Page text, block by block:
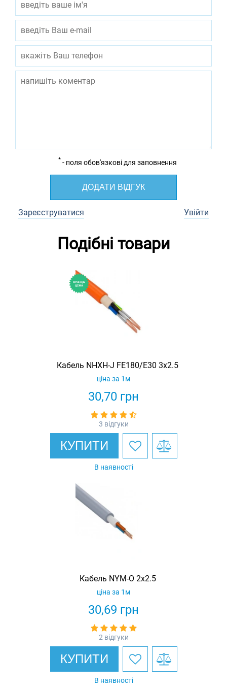
* - поля обов'язкові для заповнення
ДОДАТИ ВІДГУК
Зареєструватися Увійти
Подібні товари
Кабель NHXH-J FE180/E30 3x2.5
30,70 грн
ціна за 1м
3 відгуки
КУПИТИ
В наявності
Кабель NYM-O 2х2.5
30,69 грн
ціна за 1м
2 відгуки
КУПИТИ
В наявності